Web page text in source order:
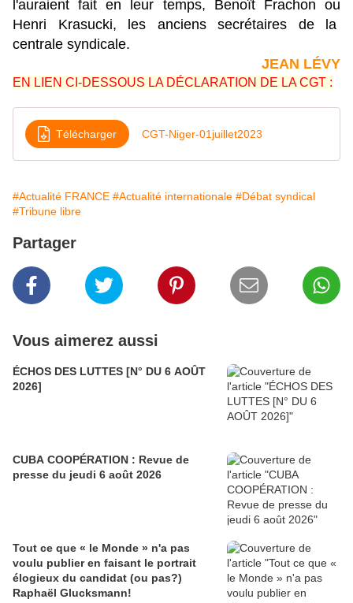
l'auraient fait en leur temps, Benoît Frachon ou
Henri Krasucki, les anciens secrétaires de la
centrale syndicale.
JEAN LÉVY
EN LIEN CI-DESSOUS LA DÉCLARATION DE LA CGT :
Télécharger CGT-Niger-01juillet2023
#Actualité FRANCE #Actualité internationale #Débat syndical
#Tribune libre
Partager
Vous aimerez aussi
ÉCHOS DES LUTTES [N° DU 6 AOÛT
2026]
CUBA COOPÉRATION : Revue de
presse du jeudi 6 août 2026
Tout ce que « le Monde » n'a pas
voulu publier en faisant le portrait
élogieux du candidat (ou pas?)
Raphaël Glucksmann!